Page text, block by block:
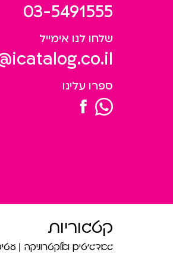
03-5491555
שלחו לנו אימייל
ספרו עלינו
קטגוריות
גאדג’טים ואלקטרוניקה